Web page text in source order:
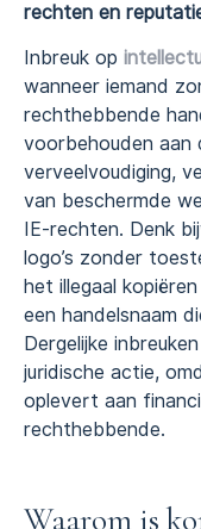
rechten en
Inbreuk op
wanneer iemand
rechthebbende
voorbehouden
verveelvoudiging,
van beschermde
IE-rechten. Denk
logo’s zonder
het illegaal
een handelsnaam
Dergelijke
juridische actie,
oplevert aan
rechthebbende.
Waarom is